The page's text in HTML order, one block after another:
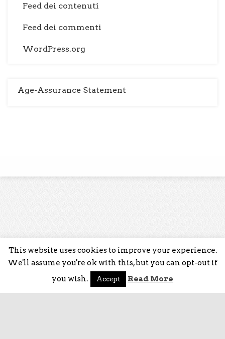
Feed dei contenuti
Feed dei commenti
WordPress.org
Age-Assurance Statement
This website uses cookies to improve your experience.
We'll assume you're ok with this, but you can opt-out if
you wish.
Accept Read More